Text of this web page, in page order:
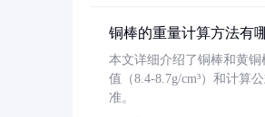
铜棒的重量计算方法有
本文详细介绍了铜棒和黄
值（8.4-8.7g/cm³）和计算
准。